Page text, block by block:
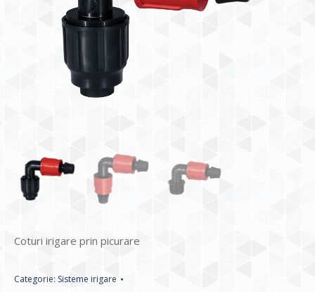
Coturi irigare prin picurare
Categorie: Sisteme irigare